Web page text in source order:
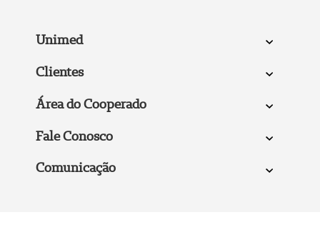
Unimed
Clientes
Área do Cooperado
Fale Conosco
Comunicação